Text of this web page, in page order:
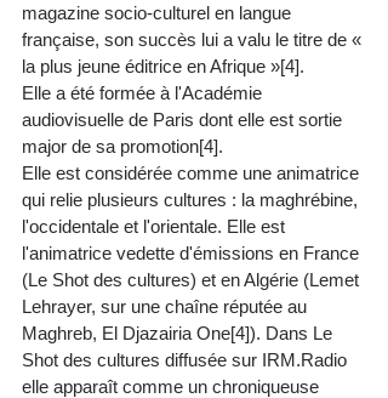
magazine socio-culturel en langue
française, son succès lui a valu le titre de «
la plus jeune éditrice en Afrique »[4].
Elle a été formée à l'Académie
audiovisuelle de Paris dont elle est sortie
major de sa promotion[4].
Elle est considérée comme une animatrice
qui relie plusieurs cultures : la maghrébine,
l'occidentale et l'orientale. Elle est
l'animatrice vedette d'émissions en France
(Le Shot des cultures) et en Algérie (Lemet
Lehrayer, sur une chaîne réputée au
Maghreb, El Djazairia One[4]). Dans Le
Shot des cultures diffusée sur IRM.Radio
elle apparaît comme un chroniqueuse